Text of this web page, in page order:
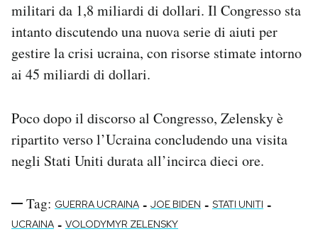
militari da 1,8 miliardi di dollari. Il Congresso sta
intanto discutendo una nuova serie di aiuti per
gestire la crisi ucraina, con risorse stimate intorno
ai 45 miliardi di dollari.
Poco dopo il discorso al Congresso, Zelensky è
ripartito verso l’Ucraina concludendo una visita
negli Stati Uniti durata all’incirca dieci ore.
Tag: GUERRA UCRAINA - JOE BIDEN - STATI UNITI -
UCRAINA - VOLODYMYR ZELENSKY